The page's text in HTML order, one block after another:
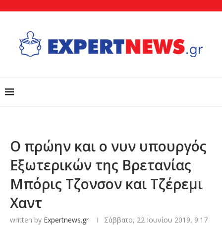
O πρώην και ο νυν υπουργός
Εξωτερικών της Βρετανίας
Μπόρις Τζονσον και Τζέρεμι
Χαντ
written by Expertnews.gr Σάββατο, 22 Ιουνίου 2019, 9:17